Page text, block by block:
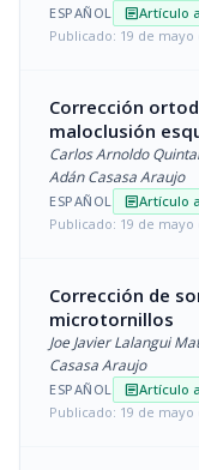
ESPAÑOL articleArtículo
Publicado: 19 de mayo
Corrección
maloclusión
Carlos Arnoldo
Adán Casasa Araujo
ESPAÑOL articleArtículo
Publicado: 19 de mayo
Corrección de
microtornillos
Joe Javier Lalangui
Casasa Araujo
ESPAÑOL articleArtículo
Publicado: 19 de mayo